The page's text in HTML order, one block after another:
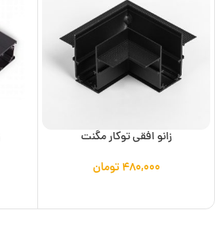
زانو افقی توکار مگنت
۴۸۰,۰۰۰تومان